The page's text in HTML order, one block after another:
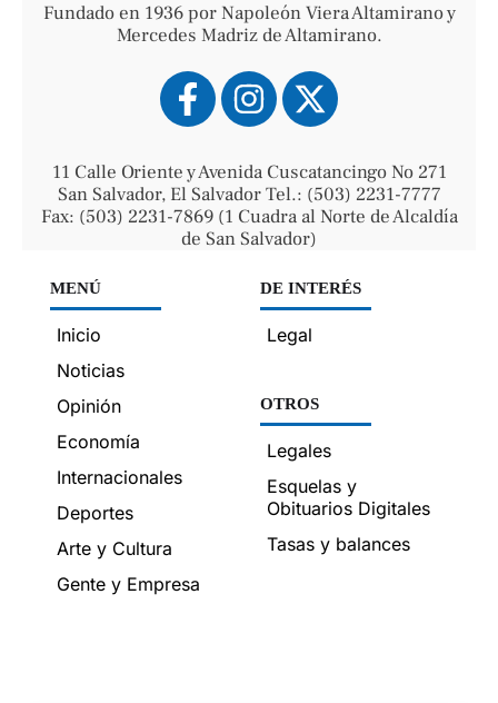
Fundado en 1936 por Napoleón Viera Altamirano y
Mercedes Madriz de Altamirano.
11 Calle Oriente y Avenida Cuscatancingo No 271
San Salvador, El Salvador Tel.: (503) 2231-7777
Fax: (503) 2231-7869 (1 Cuadra al Norte de Alcaldía
de San Salvador)
MENÚ
Inicio
Noticias
Opinión
Economía
Internacionales
Deportes
Arte y Cultura
Gente y Empresa
DE INTERÉS
Legal
OTROS
Legales
Esquelas y
Obituarios Digitales
Tasas y balances